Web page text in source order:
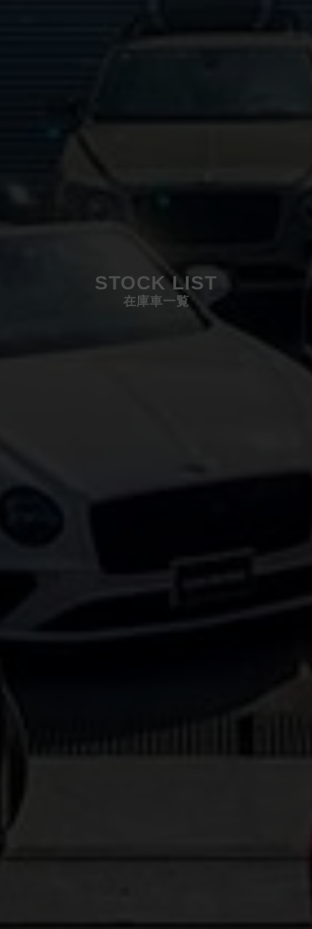
STOCK LIST
在庫車一覧